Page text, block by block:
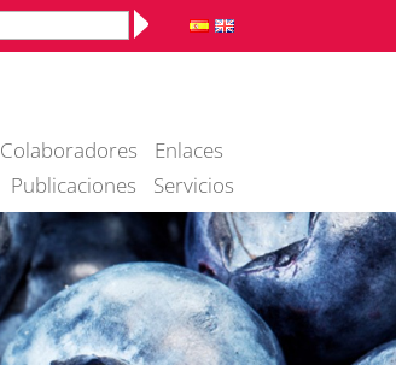
Alternative:
Colaboradores
Enlaces
Publicaciones Servicios